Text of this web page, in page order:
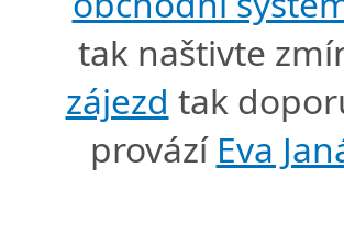
tak naštivte
zájezd tak
provází Eva